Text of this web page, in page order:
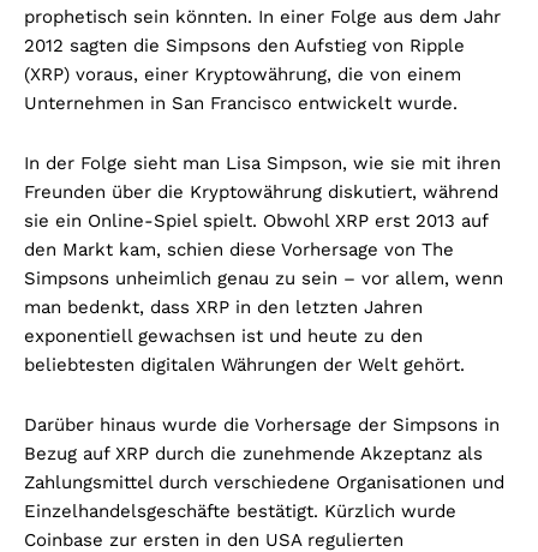
prophetisch sein könnten. In einer Folge aus dem Jahr
2012 sagten die Simpsons den Aufstieg von Ripple
(XRP) voraus, einer Kryptowährung, die von einem
Unternehmen in San Francisco entwickelt wurde.
In der Folge sieht man Lisa Simpson, wie sie mit ihren
Freunden über die Kryptowährung diskutiert, während
sie ein Online-Spiel spielt. Obwohl XRP erst 2013 auf
den Markt kam, schien diese Vorhersage von The
Simpsons unheimlich genau zu sein – vor allem, wenn
man bedenkt, dass XRP in den letzten Jahren
exponentiell gewachsen ist und heute zu den
beliebtesten digitalen Währungen der Welt gehört.
Darüber hinaus wurde die Vorhersage der Simpsons in
Bezug auf XRP durch die zunehmende Akzeptanz als
Zahlungsmittel durch verschiedene Organisationen und
Einzelhandelsgeschäfte bestätigt. Kürzlich wurde
Coinbase zur ersten in den USA regulierten